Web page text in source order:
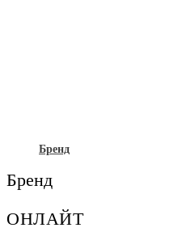
Бренд
Бренд
ОНЛАЙТ